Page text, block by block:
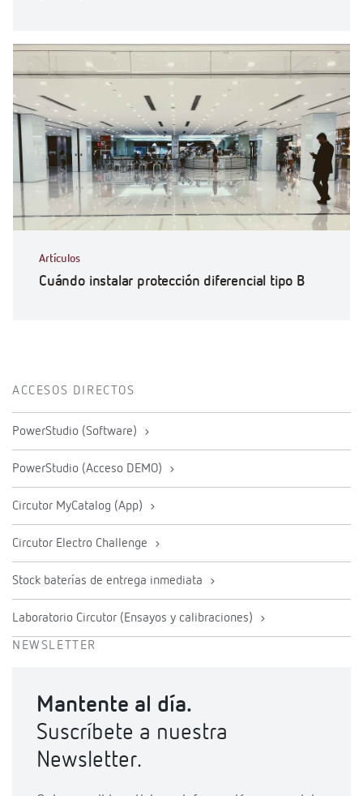
Artículos
Cuándo instalar protección diferencial tipo B
ACCESOS DIRECTOS
PowerStudio (Software)
PowerStudio (Acceso DEMO)
Circutor MyCatalog (App)
Circutor Electro Challenge
Stock baterías de entrega inmediata
Laboratorio Circutor (Ensayos y calibraciones)
NEWSLETTER
Mantente al día.
Suscríbete a nuestra
Newsletter.